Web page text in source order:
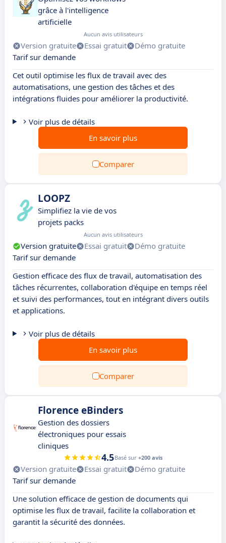
grâce à l'intelligence
artificielle
Aucun avis utilisateurs
Version gratuite Essai gratuit
Démo gratuite
Tarif sur demande
Cet outil optimise les flux de travail avec des
automatisations, une gestion des tâches et des
intégrations fluides pour améliorer la productivité.
Voir plus de détails
En savoir plus
Comparer
LOOPZ
Simplifiez la vie de vos
projets packs
Aucun avis utilisateurs
Version gratuite Essai gratuit
Démo gratuite
Tarif sur demande
Gestion efficace des flux de travail, automatisation des
tâches récurrentes, collaboration d'équipe en temps réel
et suivi des performances, tout en intégrant divers outils
et applications.
Voir plus de détails
En savoir plus
Comparer
Florence eBinders
Gestion des dossiers
électroniques pour essais
cliniques
4.5Basé sur +200 avis
Version gratuite Essai gratuit
Démo gratuite
Tarif sur demande
Une solution efficace de gestion de documents qui
optimise les flux de travail, facilite la collaboration et
garantit la sécurité des données.